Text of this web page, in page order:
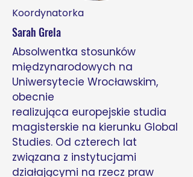
Koordynatorka
Sarah Grela
Absolwentka stosunków
międzynarodowych na
Uniwersytecie Wrocławskim,
obecnie
realizująca europejskie studia
magisterskie na kierunku Global
Studies. Od czterech lat
związana z instytucjami
działającymi na rzecz praw